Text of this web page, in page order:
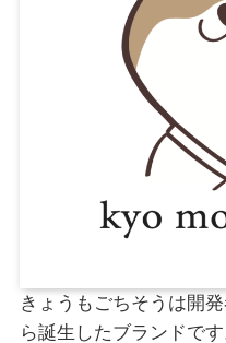
きょうもごちそうは開
ら誕生したブランドで